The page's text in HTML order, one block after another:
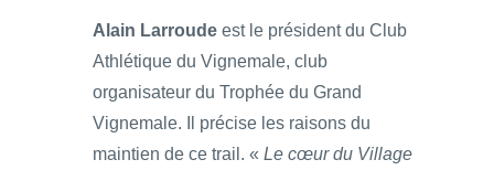
Alain Larroude est le président du Club
Athlétique du Vignemale, club
organisateur du Trophée du Grand
Vignemale. Il précise les raisons du
maintien de ce trail. « Le cœur du Village